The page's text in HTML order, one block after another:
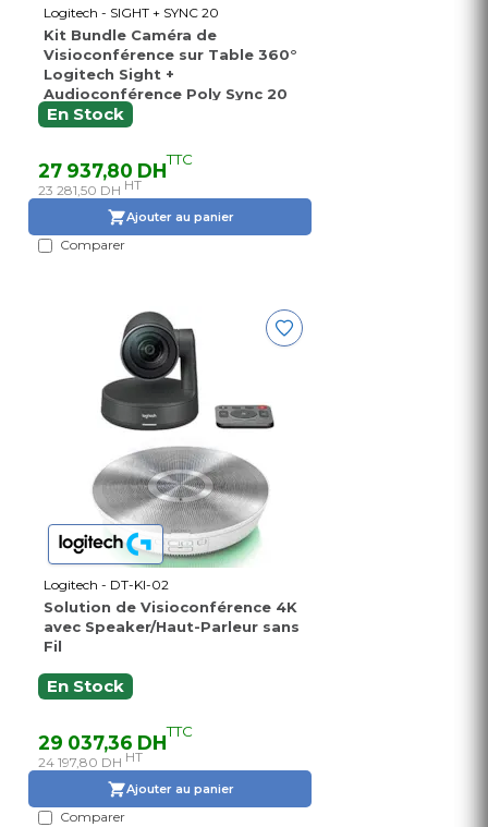
Logitech - SIGHT + SYNC 20
Kit Bundle Caméra de
Visioconférence sur Table 360°
Logitech Sight +
Audioconférence Poly Sync 20
En Stock
27 937,80 DHTTC
23 281,50 DH HT
Ajouter au panier
Comparer
Logitech - DT-KI-02
Solution de Visioconférence 4K
avec Speaker/Haut-Parleur sans
Fil
En Stock
29 037,36 DHTTC
24 197,80 DH HT
Ajouter au panier
Comparer